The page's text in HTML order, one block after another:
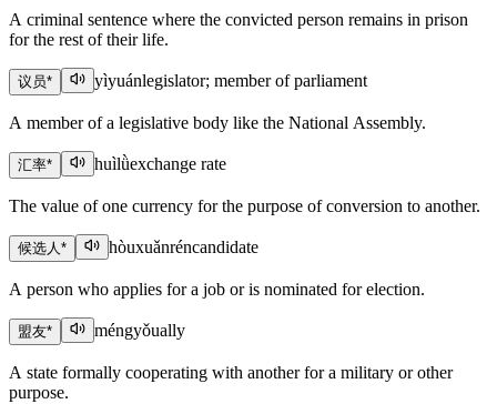
A criminal sentence where the convicted person remains in prison
for the rest of their life.
议员* yìyuánlegislator; member of parliament
A member of a legislative body like the National Assembly.
汇率* huìlǜexchange rate
The value of one currency for the purpose of conversion to another.
候选人* hòuxuǎnréncandidate
A person who applies for a job or is nominated for election.
盟友* méngyǒually
A state formally cooperating with another for a military or other
purpose.